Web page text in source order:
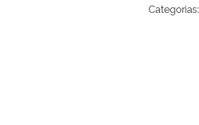
Lts
Categorias: